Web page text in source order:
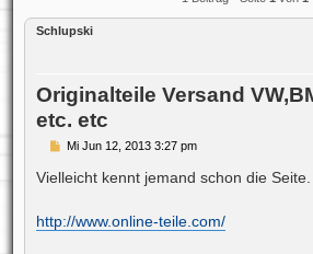
Schlupski
Originalteile Versand
etc. etc
B
i
t
g
Mi Jun 12, 2013 3:27 pm
Vielleicht kennt jemand schon die Seite.
http://www.online-teile.com/